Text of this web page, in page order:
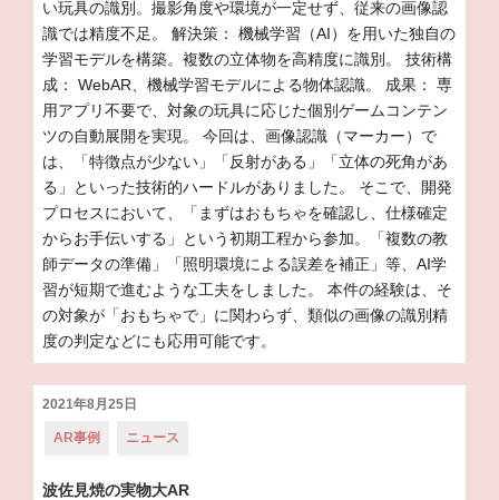
い玩具の識別。撮影角度や環境が一定せず、従来の画像認
識では精度不足。 解決策： 機械学習（AI）を用いた独自の
学習モデルを構築。複数の立体物を高精度に識別。 技術構
成： WebAR、機械学習モデルによる物体認識。 成果： 専
用アプリ不要で、対象の玩具に応じた個別ゲームコンテン
ツの自動展開を実現。 今回は、画像認識（マーカー）で
は、「特徴点が少ない」「反射がある」「立体の死角があ
る」といった技術的ハードルがありました。 そこで、開発
プロセスにおいて、「まずはおもちゃを確認し、仕様確定
からお手伝いする」という初期工程から参加。「複数の教
師データの準備」「照明環境による誤差を補正」等、AI学
習が短期で進むような工夫をしました。 本件の経験は、そ
の対象が「おもちゃで」に関わらず、類似の画像の識別精
度の判定などにも応用可能です。
投
日:
2021年8月25日
テ
リ
AR事例 ニュース
波佐見焼の実物大AR